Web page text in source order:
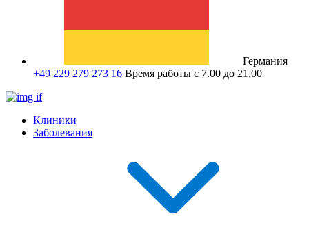
Германия
+49 229 279 273 16 Время работы с 7.00 до 21.00
Клиники
Заболевания